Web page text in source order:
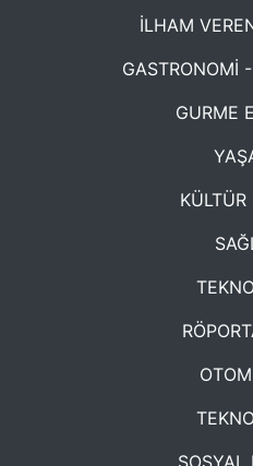
İLHAM
GASTRONOMİ
GURME
SOSYAL